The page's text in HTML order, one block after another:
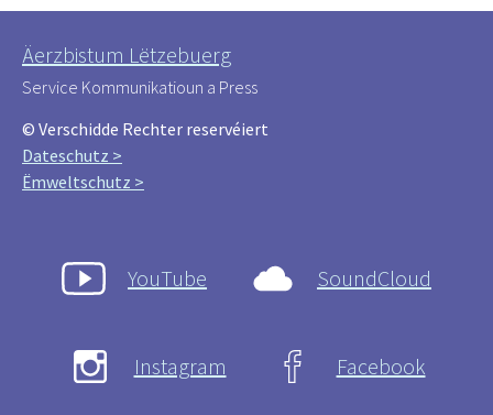
Äerzbistum Lëtzebuerg
Service Kommunikatioun a Press
© Verschidde Rechter reservéiert
Dateschutz >
Ëmweltschutz >
YouTube SoundCloud
Instagram Facebook